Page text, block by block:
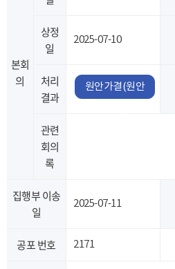
본회
의
상정
일
2025-07-10
처리
결과
원안가결(원안
관련
회의
록
집행부 이송
일
2025-07-11
공포 번호 2171